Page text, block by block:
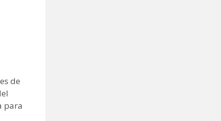
de
para